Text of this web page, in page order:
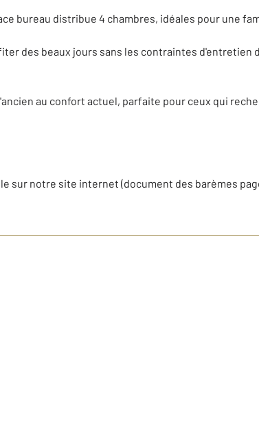
bureau distribue 4 chambres, idéales pour une
des beaux jours sans les contraintes d'entretien
au confort actuel, parfaite pour ceux qui
sur notre site internet (document des barèmes